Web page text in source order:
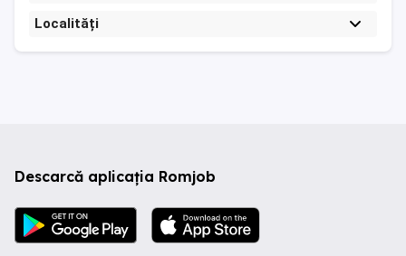
Localități
Descarcă aplicația Romjob